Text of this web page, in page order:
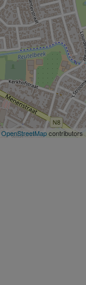
OpenStreetMapcontributors